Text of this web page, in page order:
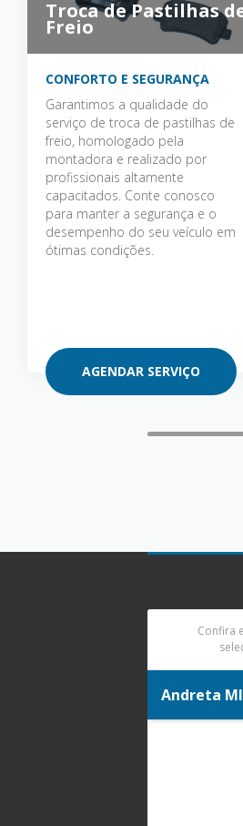
Troca de Pastilhas
Freio
CONFORTO E SEGURANÇA
Garantimos a qualidade do
serviço de troca de pastilhas de
freio, homologado pela
montadora e realizado por
profissionais altamente
capacitados. Conte conosco
para manter a segurança e o
desempenho do seu veículo em
ótimas condições.
AGENDAR SERVIÇO
Confira
Andreta